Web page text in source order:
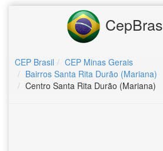
CEP Brasil
CEP Minas Gerais
Bairros Santa Rita Durão (Mariana)
Centro Santa Rita Durão (Mariana)